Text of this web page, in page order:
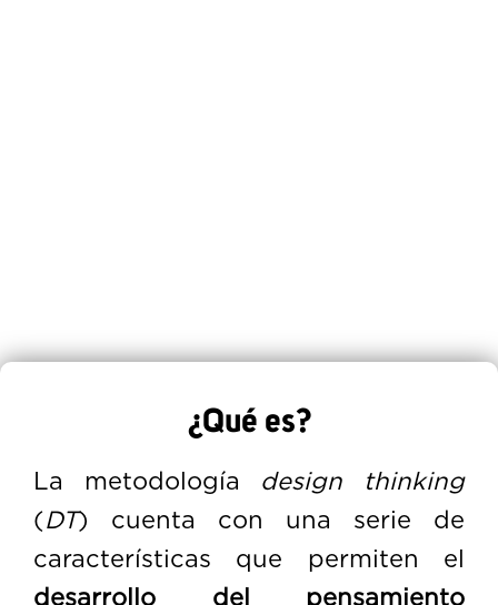
¿Qué es?
La metodología design thinking
(DT) cuenta con una serie de
características que permiten el
desarrollo del pensamiento